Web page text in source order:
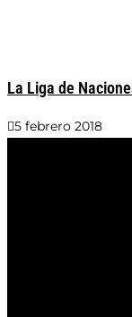
La Liga de
5 febrero 2018